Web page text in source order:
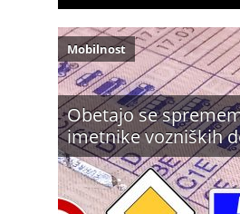
Obetajo se
imetnike vozniških
Mobilnost